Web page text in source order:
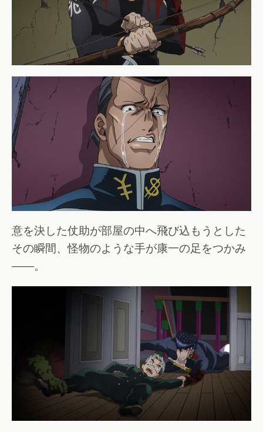
意を決した仗助が部屋の中へ飛び込もうとした
その瞬間、怪物のような手が康一の足をつかみ
――。